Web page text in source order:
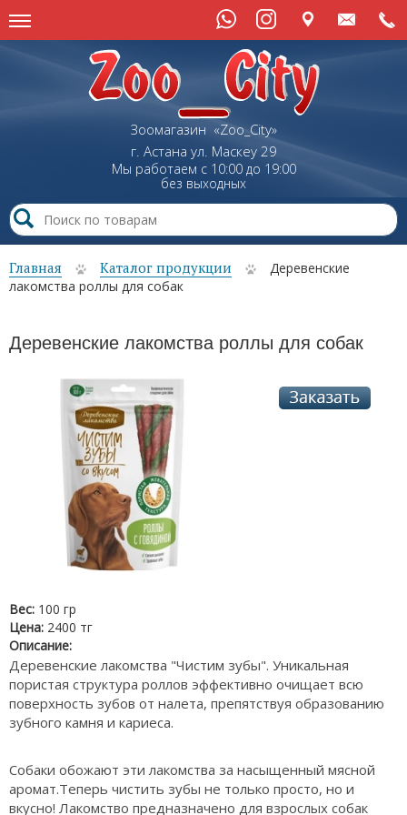
Зоомагазин «Zoo_City»
г. Астана ул. Маскеу29
Мы работаем с 10:00 до 19:00
без выходных
Главная Каталог продукции
Деревенские
лакомства роллы для собак
Деревенские лакомства роллы для собак
Вес: 100 гр
Цена: 2400 тг
Описание:
Деревенские лакомства "Чистим зубы". Уникальная
пористая структура роллов эффективно очищает всю
поверхность зубов от налета, препятствуя образованию
зубного камня и кариеса.
Собаки обожают эти лакомства за насыщенный мясной
аромат.Теперь чистить зубы не только просто, но и
вкусно! Лакомство предназначено для взрослых собак